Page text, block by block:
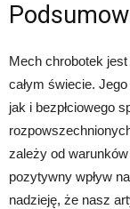
Mech chrobotek
całym świecie.
jak i bezpłciowego
zależy od
pozytywny wpływ
nadzieję, że nasz